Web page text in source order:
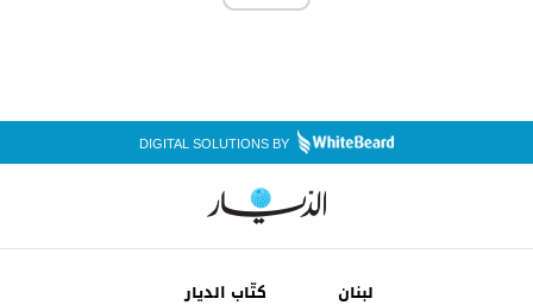
DIGITAL SOLUTIONS BY
لبنان كتّاب الديار